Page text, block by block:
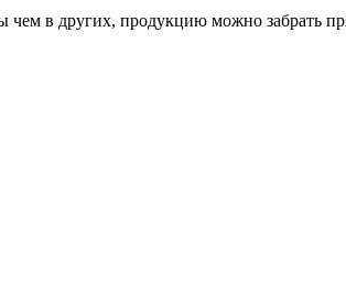
в других, продукцию можно забрать